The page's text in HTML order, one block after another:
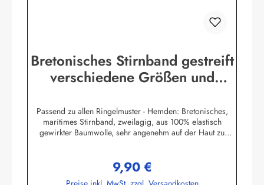
Bretonisches Stirnband gestreift
verschiedene Größen und
Passend zu allen Ringelmuster - Hemden: Bretonisches,
maritimes Stirnband, zweilagig, aus 100% elastisch
gewirkter Baumwolle, sehr angenehm auf der Haut zu
Wittmundinfo@modas-bekleidung.de
Regulärer Preis:
9,90 €